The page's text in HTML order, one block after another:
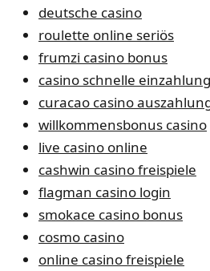
deutsche casino
roulette online seriös
frumzi casino bonus
casino schnelle einzahlung
curacao casino
willkommensbonus casino
live casino online
cashwin casino freispiele
flagman casino login
smokace casino bonus
cosmo casino
online casino freispiele